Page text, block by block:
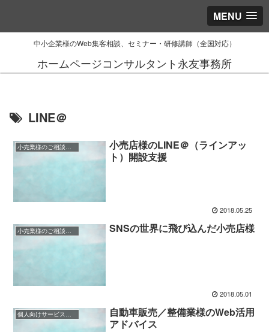
MENU
中小企業様のWeb集客相談、セミナー・研修講師（全国対応）
ホームページコンサルタント永友事務所
LINE＠
小売業様のご相談事例
小売店様のLINE＠（ラインアッ
ト）開設支援
2018.05.25
SNSの世界に飛び込んだ小売店様
2018.05.01
個人向けサービス業様（BtoC）のご相談事例
自動車販売／整備業様のWeb活用
アドバイス